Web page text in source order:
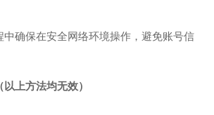
中确保在安全网络环境操作，避免账号信
上方法均无效）